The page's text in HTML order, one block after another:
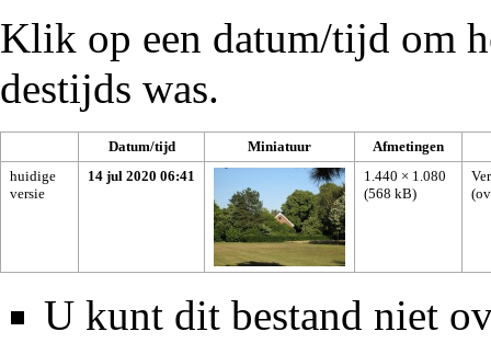
Klik op een datum/tijd om
destijds was.
Datum/tijd Miniatuur
Afmetingen
huidige
versie
14 jul 2020 06:41
1.440 × 1.080
(568 kB)
(
U kunt dit bestand niet